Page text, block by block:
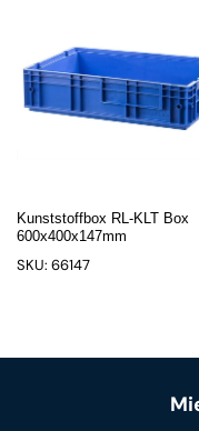
Kunststoffbox RL-KLT Box
600x400x147mm
SKU: 66147